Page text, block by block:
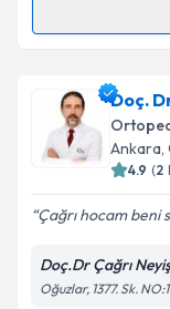
takvim
E-posta
Metni'ni
Doç.
Ankara,
4.9 (2
Çağrı hocam beni
Doç.Dr Çağrı
Oğuzlar, 1377. Sk.